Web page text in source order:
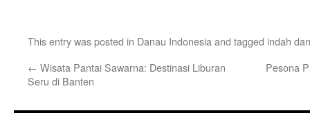
This entry was posted in Danau Indonesia and tagged indah
← Wisata Pantai Sawarna: Destinasi Liburan
Seru di Banten
Pesona